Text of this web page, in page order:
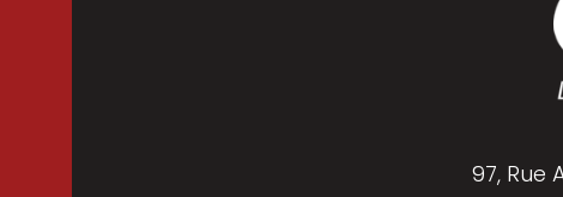
97, Rue